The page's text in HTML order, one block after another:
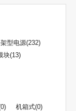
型电源(232)
块(13)
机箱式(0)